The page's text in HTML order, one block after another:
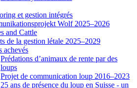
et gestion intégrés
Wolf 2025–2026
and Cattle
de la gestion létale 2025–2029
achevés
Prédations d’animaux de rente par des
loups
Projet de communication loup 2016–2023
25 ans de présence du loup en Suisse - un